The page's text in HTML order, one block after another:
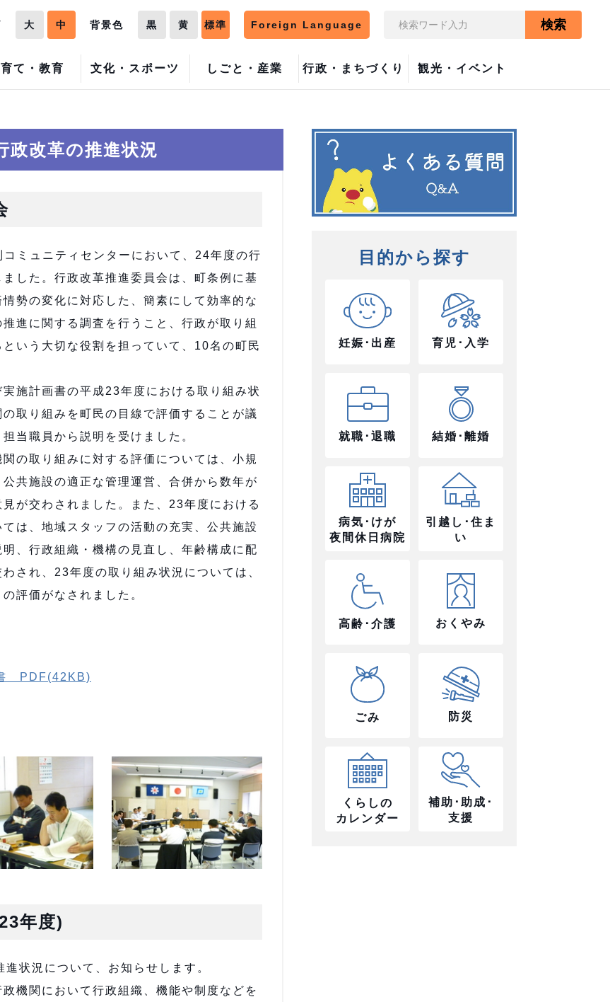
て・教育 文化・スポーツ しごと・産業 行政・まちづくり 観光・イベント
大 中 背景色 黒 黄 標準 Foreign Language 検索
改革の推進状況
ミュニティセンターにおいて、24年度の行
した。行政改革推進委員会は、町条例に基
勢の変化に対応した、簡素にして効率的な
進に関する調査を行うこと、行政が取り組
いう大切な役割を担っていて、10名の町民
施計画書の平成23年度における取り組み状
取り組みを町民の目線で評価することが議
当職員から説明を受けました。
の取り組みに対する評価については、小規
共施設の適正な管理運営、合併から数年が
が交わされました。また、23年度における
は、地域スタッフの活動の充実、公共施設
、行政組織・機構の見直し、年齢構成に配
され、23年度の取り組み状況については、
評価がなされました。
PDF(42KB)
年度)
状況について、お知らせします。
機関において行政組織、機能や制度などを
目的から探す
妊娠･出産 育児･入学
就職･退職 結婚･離婚
病気･けが
夜間休日病院
引越し･住ま
い
高齢･介護 おくやみ
ごみ 防災
くらしの
カレンダー
補助･助成･
支援